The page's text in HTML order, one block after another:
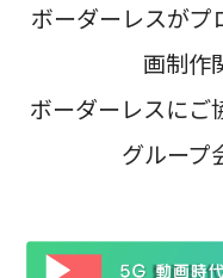
ボーダーレスがプ
画制作
ボーダーレスにご
グループ